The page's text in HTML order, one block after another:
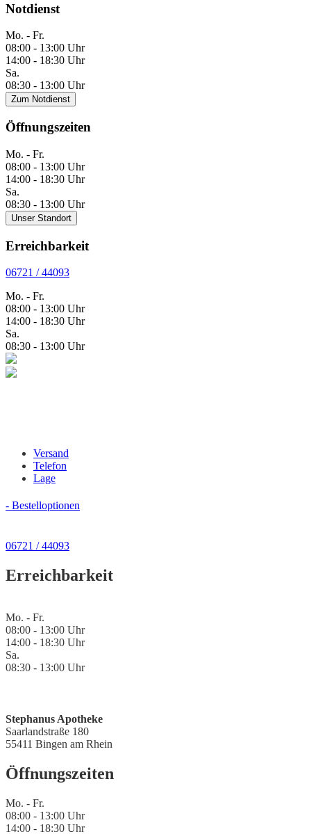
Notdienst
Mo. - Fr.
08:00 - 13:00 Uhr
14:00 - 18:30 Uhr
Sa.
08:30 - 13:00 Uhr
Zum Notdienst
Öffnungszeiten
Mo. - Fr.
08:00 - 13:00 Uhr
14:00 - 18:30 Uhr
Sa.
08:30 - 13:00 Uhr
Unser Standort
Erreichbarkeit
06721 / 44093
Mo. - Fr.
08:00 - 13:00 Uhr
14:00 - 18:30 Uhr
Sa.
08:30 - 13:00 Uhr
Versand
Telefon
Lage
- Bestelloptionen
06721 / 44093
Erreichbarkeit
Mo. - Fr.
08:00 - 13:00 Uhr
14:00 - 18:30 Uhr
Sa.
08:30 - 13:00 Uhr
Stephanus Apotheke
Saarlandstraße 180
55411 Bingen am Rhein
Öffnungszeiten
Mo. - Fr.
08:00 - 13:00 Uhr
14:00 - 18:30 Uhr